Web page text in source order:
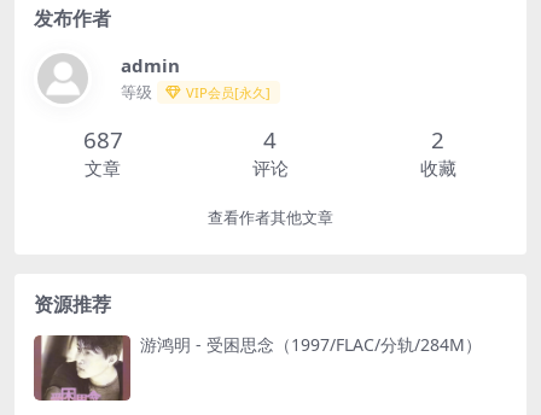
发布作者
admin
等级 VIP会员[永久]
687
文章
4
评论
2
收藏
查看作者其他文章
资源推荐
游鸿明 - 受困思念（1997/FLAC/分轨/284M）